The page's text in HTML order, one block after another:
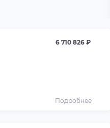
6 710 826 ₽
Подробнее